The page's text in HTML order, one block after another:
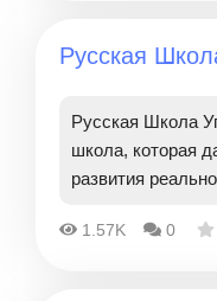
Русская
Русская Школа
школа, которая
развития
1.57K 0